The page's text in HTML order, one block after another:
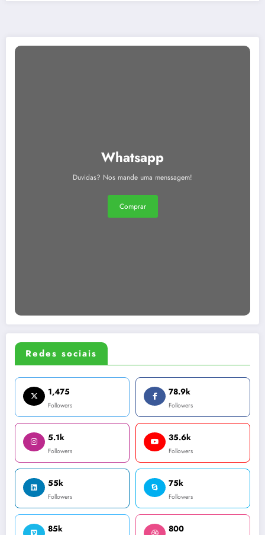
Whatsapp
Duvidas? Nos mande uma menssagem!
Comprar
Redes sociais
1,475
Followers
78.9k
Followers
5.1k
Followers
35.6k
Followers
55k
Followers
75k
Followers
85k 800